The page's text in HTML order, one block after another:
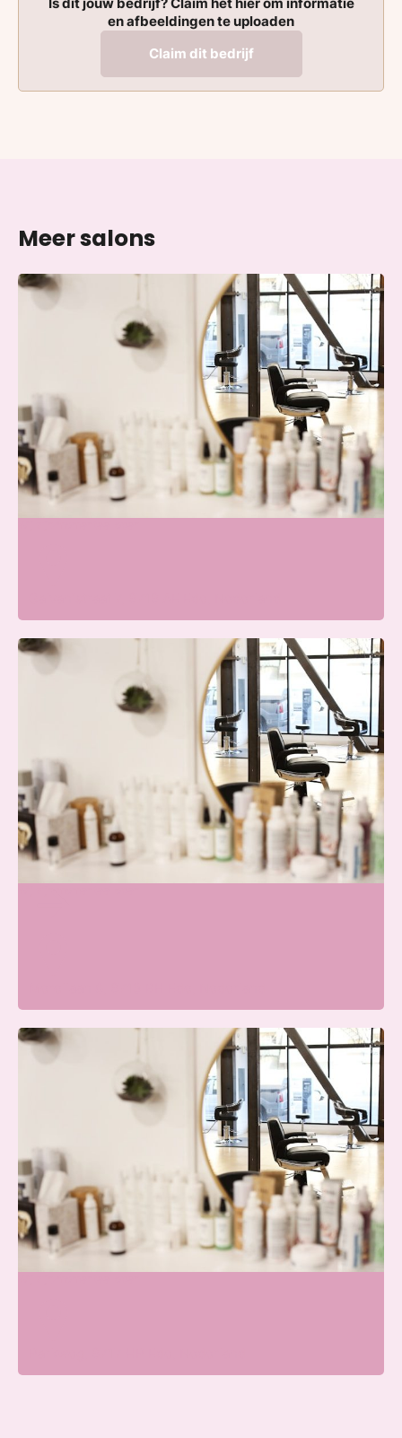
en afbeeldingen te uploaden
Claim dit bedrijf
Meer salons
Skin & Glow Atelier Ede
Beauty Center Renaat |
Schoonheidssalon Ede
Blissfullcare